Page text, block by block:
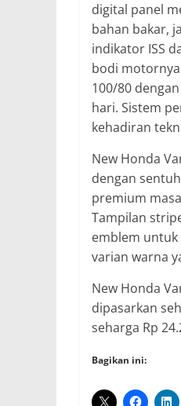
digital panel
bahan bakar,
indikator ISS
bodi
100/80
hari. Sistem
kehadiran
New Honda
dengan
premium
Tampilan
emblem untuk
varian warna
New Honda
dipasarkan
seharga Rp
Bagikan ini: